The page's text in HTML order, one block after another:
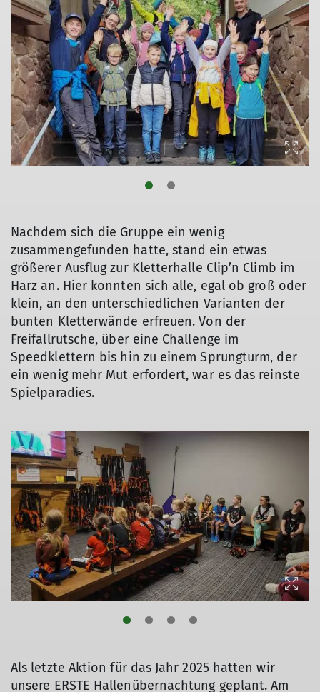
Nachdem sich die Gruppe ein wenig
zusammengefunden hatte, stand ein etwas
größerer Ausflug zur Kletterhalle Clip’n Climb im
Harz an. Hier konnten sich alle, egal ob groß oder
klein, an den unterschiedlichen Varianten der
bunten Kletterwände erfreuen. Von der
Freifallrutsche, über eine Challenge im
Speedklettern bis hin zu einem Sprungturm, der
ein wenig mehr Mut erfordert, war es das reinste
Spielparadies.
© Sektion Kassel
Als letzte Aktion für das Jahr 2025 hatten wir
unsere ERSTE Hallenübernachtung geplant. Am
© Sektion Kassel